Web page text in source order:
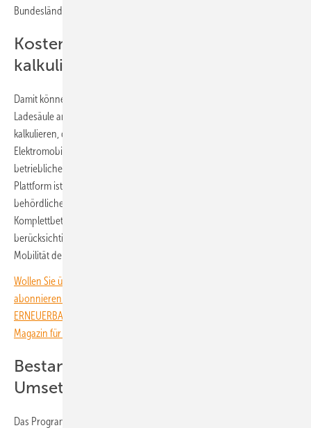
Bundesländern mit vergleichbaren Inhalten zur Verfügung.
Kosten für Ladesäulen schnell
kalkulieren
Damit können Kommunen und Unternehmen die Kosten für eine
Ladesäule am Verwaltungs- oder Gewerbegebäude schnell
kalkulieren, das Potenzial für die Umstellung des Fuhrparks auf
Elektromobilität abschätzen oder eine umfassende Analyse der
betrieblichen Mobilität durchführen. Denn ein zentrales Element der
Plattform ist ein integriertes Berechnungstool für betriebliches und
behördliches Mobilitätsmanagement (BMM). Es ermöglicht eine
Komplettbetrachtung der Mobilität je Standort. Das Tool
berücksichtigt unter anderem den Fuhrpark, Dienstreisen sowie die
Mobilität der Mitarbeiter:innen.
Wollen Sie über die Energiewende auf dem Laufenden bleiben? Dann
abonnieren Sie einfach den kostenlosen Newsletter von
ERNEUERBARE ENERGIEN – dem größten verbandsunabhängigen
Magazin für erneuerbare Energien in Deutschland!
Bestandsaufnahme und
Umsetzungsenpfehlungen
Das Programm ist modular aufgebaut und umfasst bis zu sieben